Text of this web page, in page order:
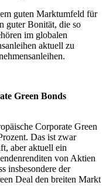
guten Marktumfeld für
guter Bonität, die so
im globalen
aktuell zu
Green Bonds
Corporate Green
Das ist zwar
aber aktuell ein
von Aktien
insbesondere der
Deal den breiten Markt